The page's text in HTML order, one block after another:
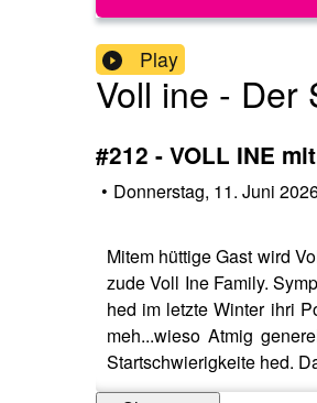
Play
Voll ine - Der
#212 - VOLL INE
• Donnerstag, 11. Juni
Mitem hüttige Gast wird
zude Voll Ine Family.
hed im letzte Winter ihri
meh...wieso Atmig
Startschwierigkeite hed.